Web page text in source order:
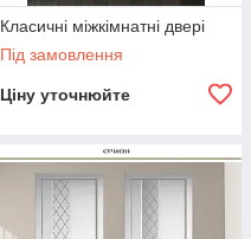
Класичні міжкімнатні двері
Під замовлення
Ціну уточнюйте